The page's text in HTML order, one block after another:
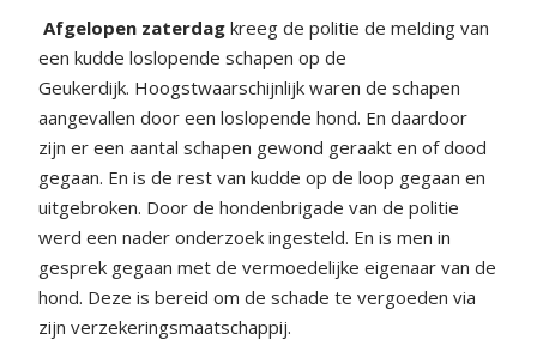
Afgelopen zaterdag kreeg de politie de melding van
een kudde loslopende schapen op de
Geukerdijk. Hoogstwaarschijnlijk waren de schapen
aangevallen door een loslopende hond. En daardoor
zijn er een aantal schapen gewond geraakt en of dood
gegaan. En is de rest van kudde op de loop gegaan en
uitgebroken. Door de hondenbrigade van de politie
werd een nader onderzoek ingesteld. En is men in
gesprek gegaan met de vermoedelijke eigenaar van de
hond. Deze is bereid om de schade te vergoeden via
zijn verzekeringsmaatschappij.